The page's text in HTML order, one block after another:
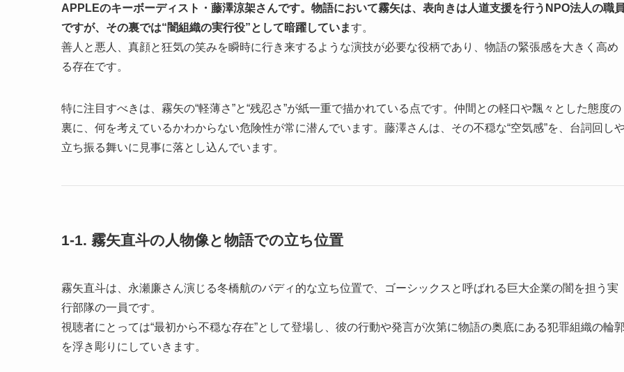
APPLEのキーボーディスト・藤澤涼架さんです。物語において霧矢は、表向きは人道支援を行うNPO法人の職
ですが、その裏では“闇組織の実行役”として暗躍しています。
善人と悪人、真顔と狂気の笑みを瞬時に行き来するような演技が必要な役柄であり、物語の緊張感を大きく高め
る存在です。
特に注目すべきは、霧矢の“軽薄さ”と“残忍さ”が紙一重で描かれている点です。仲間との軽口や飄々とした態度の
裏に、何を考えているかわからない危険性が常に潜んでいます。藤澤さんは、その不穏な“空気感”を、台詞回し
立ち振る舞いに見事に落とし込んでいます。
1-1. 霧矢直斗の人物像と物語での立ち位置
霧矢直斗は、永瀬廉さん演じる冬橋航のバディ的な立ち位置で、ゴーシックスと呼ばれる巨大企業の闇を担う実
行部隊の一員です。
視聴者にとっては“最初から不穏な存在”として登場し、彼の行動や発言が次第に物語の奥底にある犯罪組織の輪
を浮き彫りにしていきます。